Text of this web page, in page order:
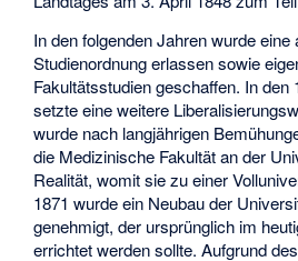
In den folgenden Jahren wurde eine
Studienordnung erlassen sowie
Fakultätsstudien geschaffen. In den
setzte eine weitere
wurde nach langjährigen
die Medizinische Fakultät an der
Realität, womit sie zu einer
1871 wurde ein Neubau der
genehmigt, der ursprünglich im
errichtet werden sollte. Aufgrund